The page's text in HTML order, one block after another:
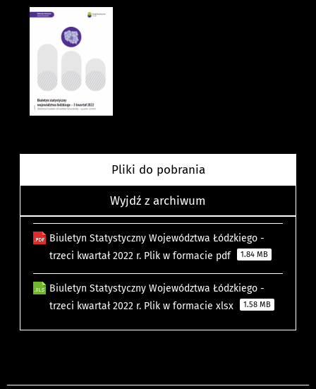
Pliki do pobrania
Wyjdź z archiwum
Biuletyn Statystyczny Województwa Łódzkiego -
trzeci kwartał 2022 r. Plik w formacie pdf
1.84 MB
Biuletyn Statystyczny Województwa Łódzkiego -
trzeci kwartał 2022 r. Plik w formacie xlsx
1.58 MB